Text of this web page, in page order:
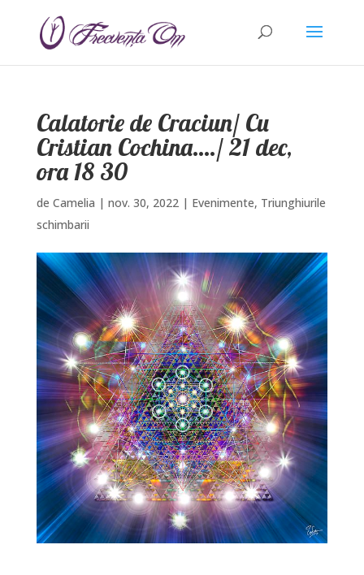
Calatorie de Craciun/ Cu
Cristian Cochina…./ 21 dec,
ora 18 30
de Camelia | nov. 30, 2022| Evenimente, Triunghiurile
schimbarii